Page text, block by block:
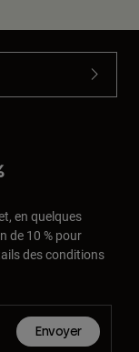
en quelques
de 10 % pour
des conditions
Envoyer